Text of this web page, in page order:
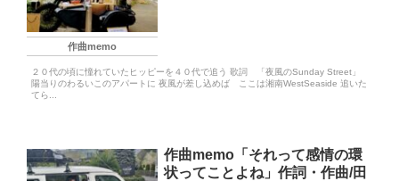
作曲memo
２０代の頃に憧れていたヒッピーを４０代で追う 歌詞 「夜風のSunday Street」
陽当りのわるいこのアパートに 夜風が差し込めば ここは湘南WestSeaside 追いた
てら...
作曲memo「それって感情の環
状ってことよね」作詞・作曲/田